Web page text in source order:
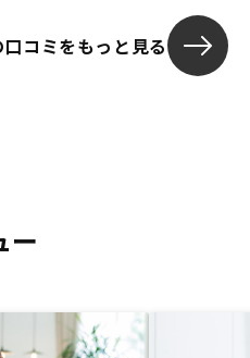
コミをもっと見る
ー